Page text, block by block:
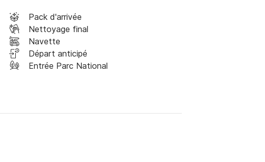
à 18 heures et le départ à 18 heures le
croisières à bord du Bavaria 41!
Pack d'arrivée
Nettoyage final
Navette
Départ anticipé
Entrée Parc National